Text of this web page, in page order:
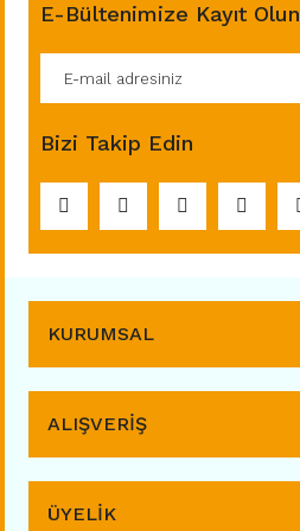
E-Bültenimize Kayıt Olun
Bizi Takip Edin
KURUMSAL
ALIŞVERİŞ
ÜYELİK